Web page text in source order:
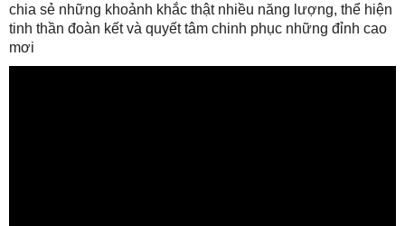
chia sẻ những khoảnh khắc thật nhiều năng lượng, thể hiện
tinh thần đoàn kết và quyết tâm chinh phục những đỉnh cao
mơi